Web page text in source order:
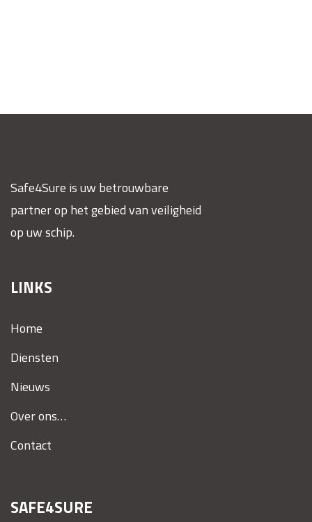
Safe4Sure is uw betrouwbare
partner op het gebied van veiligheid
op uw schip.
LINKS
Home
Diensten
Nieuws
Over ons…
Contact
SAFE4SURE